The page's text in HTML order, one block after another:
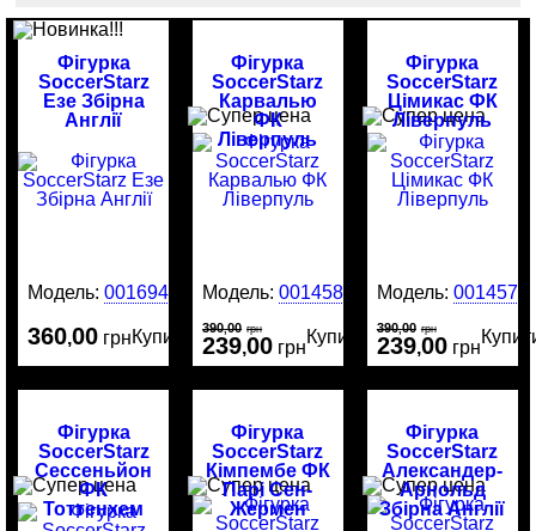
Фігурка
SoccerStarz
Езе Збірна
Англії
Модель:0016946
360,00 грнКупити
Фігурка
SoccerStarz
Карвалью
ФК
Ліверпуль
Модель:0014581
390,00 грн
239,00 грн
Купити
Фігурка
SoccerStarz
Цімикас ФК
Ліверпуль
Модель: 0014577
390,00 грн
239,00 грн
Фігурка
SoccerStarz
Сессеньйон
ФК
Тоттенхем
Фігурка
SoccerStarz
Кімпембе ФК
Парі Сен-
Жермен
Фігурка
SoccerStarz
Александер-
Арнольд
Збірна Англії